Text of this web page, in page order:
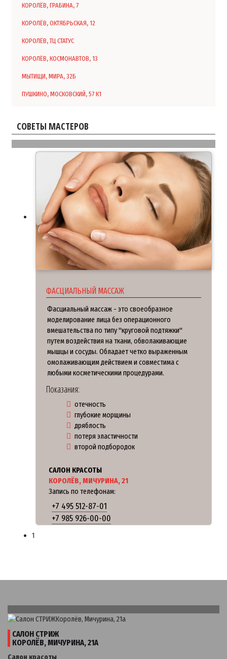
КОРОЛЁВ, ГРАБИНА, 7
КОРОЛЁВ, ОКТЯБРЬСКАЯ, 12
КОРОЛЁВ, ТЦ СТАТУС
КОРОЛЁВ, КОСМОНАВТОВ, 13
МЫТИЩИ, МИРА, 32Б
ПУШКИНО, МОСКОВСКИЙ, 57 К1
СОВЕТЫ МАСТЕРОВ
ФАСЦИАЛЬНЫЙ МАССАЖ
Фасциальный массаж - это своеобразное
моделирование лица без операционного
вмешательства по типу "круговой подтяжки"
путем воздействия на ткани, обволакивающие
мышцы и сосуды. Обладает четко выраженным
омолаживающим действием и совместима с
любыми косметическими процедурами.
Показания:
отечность
глубокие морщины
дряблость
потеря эластичности
второй подбородок
САЛОН КРАСОТЫ
КОРОЛЁВ, МИЧУРИНА, 21
Запись по телефонам:
+7 495 512-87-01
+7 985 926-00-00
1
САЛОН СТРИЖ
КОРОЛЁВ, МИЧУРИНА, 21А
Салон красоты